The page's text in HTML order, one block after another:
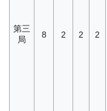
第三
局
8 2 2 2